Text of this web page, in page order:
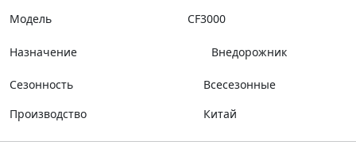
Модель
CF3000
Назначение Внедорожник
Сезонность
Всесезонные
Производство
Китай